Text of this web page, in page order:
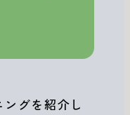
グを紹介し